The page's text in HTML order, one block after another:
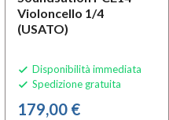
Violoncello 1/4
(USATO)
 Disponibilità immediata
 Spedizione gratuita
179,00 €